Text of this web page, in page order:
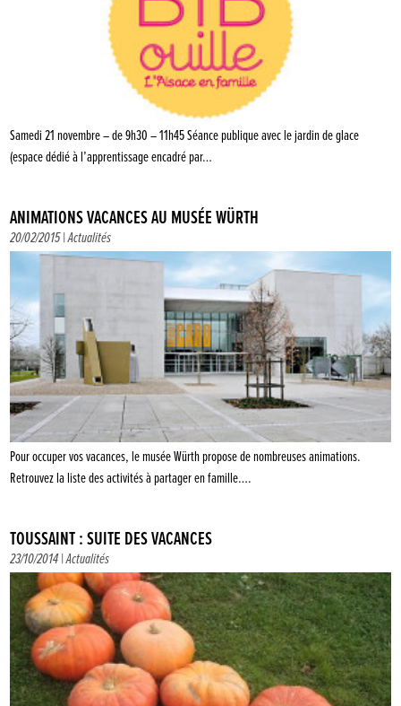
Samedi 21 novembre – de 9h30 – 11h45 Séance publique avec le jardin de glace
(espace dédié à l’apprentissage encadré par…
ANIMATIONS VACANCES AU MUSÉE WÜRTH
20/02/2015 |Actualités
Pour occuper vos vacances, le musée Würth propose de nombreuses animations.
Retrouvez la liste des activités à partager en famille….
TOUSSAINT : SUITE DES VACANCES
23/10/2014 |Actualités